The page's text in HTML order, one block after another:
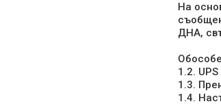
На
ДНА,
1.2.
1.3.
1.4.